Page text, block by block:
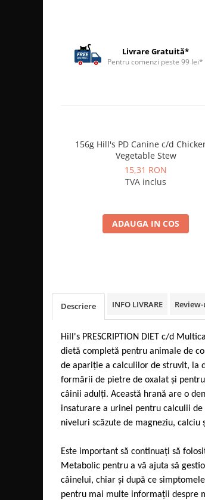
Livrare Gratuită*
Pentru comenzi peste 99 lei*
156g Hill's PD Canine c/d
Vegetable Stew
15,31 RON
TVA inclus
ADAUGA IN COS
Descriere INFO LIVRARE
Hill's PRESCRIPTION DIET c/d
dietă completă pentru animale de
de apariţie a calculilor de struvit, la
formării de pietre de oxalat şi
câinii adulţi. Această hrană are o
insaturare a urinei pentru calculii
niveluri scăzute de magneziu, calciu
Este important să continuați să
Metabolic pentru a vă ajuta să
câinelui, chiar și după ce
pentru mai multe informații despre